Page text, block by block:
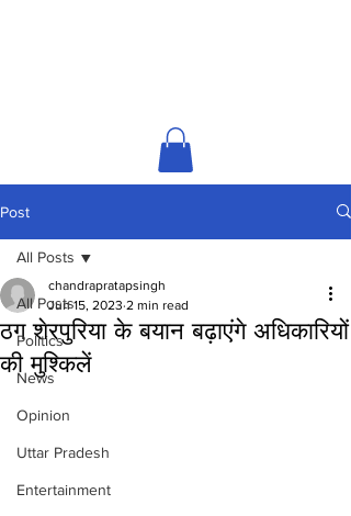
Post
All Posts
Politics
News
Opinion
Uttar Pradesh
Entertainment
All Posts
ठग शेरपुरिया के बयान बढ़ाएंगे अधिकारियों
की मुश्किलें
chandrapratapsingh
Jun 15, 2023 2 min read